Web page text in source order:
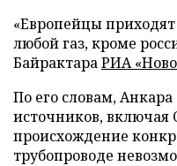
«Европейцы
любой газ, кроме
БайрактараРИА
По его словам,
источников, включая
происхождение
трубопроводе